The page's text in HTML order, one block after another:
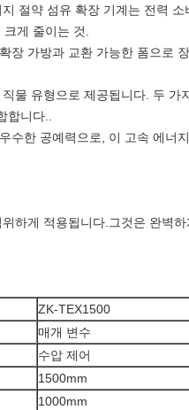
절약 섬유 확장 기계는 전력
크게 줄이는 것.
장 가방과 교환 가능한 폼으로
물 유형으로 제공됩니다. 두
합니다..
수한 공예력으로, 이 고속 에너
하게 적용됩니다.그것은 완벽
ZK-TEX1500
매개 변수
수압 제어
1500mm
1000mm